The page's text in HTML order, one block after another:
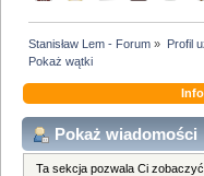
Stanisław Lem - Forum » Profil
Pokaż wątki
Pokaż wiadomości
Ta sekcja pozwala Ci